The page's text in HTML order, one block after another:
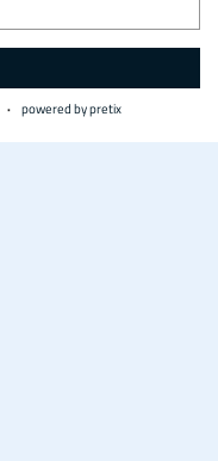
powered by pretix